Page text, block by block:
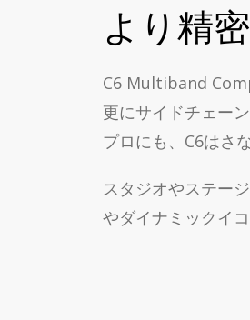
より精
C6 Multiband
更にサイドチェー
プロにも、C6はさ
スタジオやステー
やダイナミックイ